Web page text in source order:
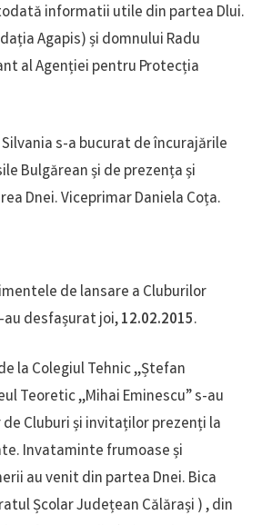
informatii utile din partea Dlui.
Agapis) și domnului Radu
al Agenției pentru Protecția
s-a bucurat de încurajările
Bulgărean și de prezența și
Dnei. Viceprimar Daniela Coța.
de lansare a Cluburilor
au desfașurat joi,12.02.2015.
la Colegiul Tehnic ,,Ștefan
Teoretic ,,Mihai Eminescu” s-au
Cluburi și invitaților prezenți la
Invataminte frumoase și
au venit din partea Dnei. Bica
Școlar Județean Călărași ) , din